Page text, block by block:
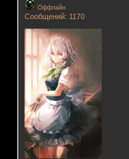
Оффлайн
Сообщений: 1170